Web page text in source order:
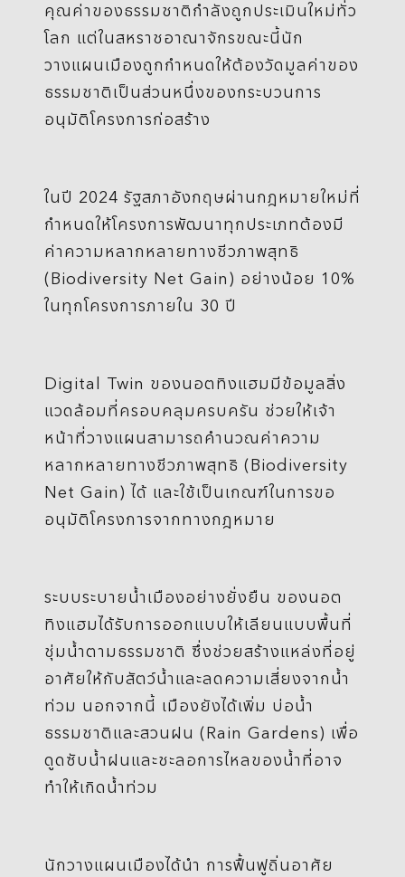
คุณค่าของธรรมชาติกำลังถูกประเมินใหม่ทั่ว
โลก แต่ในสหราชอาณาจักรขณะนี้นัก
วางแผนเมืองถูกกำหนดให้ต้องวัดมูลค่าของ
ธรรมชาติเป็นส่วนหนึ่งของกระบวนการ
อนุมัติโครงการก่อสร้าง
ในปี 2024 รัฐสภาอังกฤษผ่านกฎหมายใหม่ที่
กำหนดให้โครงการพัฒนาทุกประเภทต้องมี
ค่าความหลากหลายทางชีวภาพสุทธิ
(Biodiversity Net Gain) อย่างน้อย 10%
ในทุกโครงการภายใน 30 ปี
Digital Twin ของนอตทิงแฮมมีข้อมูลสิ่ง
แวดล้อมที่ครอบคลุมครบครัน ช่วยให้เจ้า
หน้าที่วางแผนสามารถคำนวณค่าความ
หลากหลายทางชีวภาพสุทธิ (Biodiversity
Net Gain) ได้ และใช้เป็นเกณฑ์ในการขอ
อนุมัติโครงการจากทางกฎหมาย
ระบบระบายน้ำเมืองอย่างยั่งยืน ของนอต
ทิงแฮมได้รับการออกแบบให้เลียนแบบพื้นที่
ชุ่มน้ำตามธรรมชาติ ซึ่งช่วยสร้างแหล่งที่อยู่
อาศัยให้กับสัตว์น้ำและลดความเสี่ยงจากน้ำ
ท่วม นอกจากนี้ เมืองยังได้เพิ่ม บ่อน้ำ
ธรรมชาติและสวนฝน (Rain Gardens) เพื่อ
ดูดซับน้ำฝนและชะลอการไหลของน้ำที่อาจ
ทำให้เกิดน้ำท่วม
นักวางแผนเมืองได้นำ การฟื้นฟูถิ่นอาศัย